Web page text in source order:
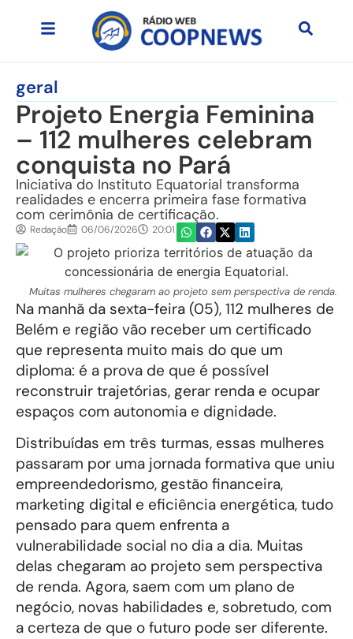
geral
Projeto Energia Feminina
– 112 mulheres celebram
conquista no Pará
Iniciativa do Instituto Equatorial transforma
realidades e encerra primeira fase formativa
com cerimônia de certificação.
Redação 06/06/2026 20:01
Muitas mulheres chegaram ao projeto sem perspectiva de renda.
Na manhã da sexta-feira (05), 112 mulheres de
Belém e região vão receber um certificado
que representa muito mais do que um
diploma: é a prova de que é possível
reconstruir trajetórias, gerar renda e ocupar
espaços com autonomia e dignidade.
Distribuídas em três turmas, essas mulheres
passaram por uma jornada formativa que uniu
empreendedorismo, gestão financeira,
marketing digital e eficiência energética, tudo
pensado para quem enfrenta a
vulnerabilidade social no dia a dia. Muitas
delas chegaram ao projeto sem perspectiva
de renda. Agora, saem com um plano de
negócio, novas habilidades e, sobretudo, com
a certeza de que o futuro pode ser diferente.